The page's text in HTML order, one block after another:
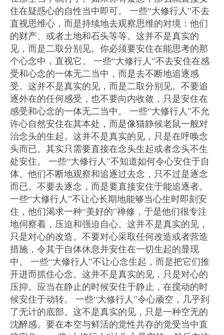
住在疑惑心的自性当中即可。 一些“大修行人”不去
直视思维心，而是持续地去观察思维的对境：他们
的财产、或者土地和石头等等。这并不是真实的
见，而是二取分别见。你必须要安住在能思考的那
个心念中，直视它。 一些“大修行人”不去安住在感
受和心念的一体无二当中，而是去不断地追逐感
受。这并不是真实的见，而是二取分别见。不要追
逐外在的任何感受，也不要向内收敛，只是安住在
感受和心念的一体无二当中。 一些“大修行人”不允
许心自然安住在其本处，而是像猫静候老鼠一般对
治念头的生起。这并不是真实的见，只是在呼唤念
头而已。其实只需要直接在念头生起或者念头不生
处安住。 一些“大修行人”不知道如何令心安住于自
体。他们不断地观察和追逐过去念，只不过是逐念
而已。不要去逐念，而是要直接安住于能追逐者。
一些“大修行人”不让心长期地能够当心生时即刻安
住，他们渴求一种“美好的”禅修，于是他们很专注
地伺察着，压迫和强迫自心。这并不是真实的见，
只是对心的改造。不要对心采取任何改造或者营造
措施，令其于自体休息并安住在一切生起的显现
中。 一些“大修行人”不让心念生起，而是把它们推
开进而抓住心念。这并不是真实的见，只是对心的
压抑。应当在静止的时候安住于静止，在搅动的时
候安住于动转。 一些“大修行人”令心顽空，几乎到
了无计的底部。这不是真实的见，只是一种空无的
沈醉感。要在本空与鲜活的觉性共存的觉受当中直